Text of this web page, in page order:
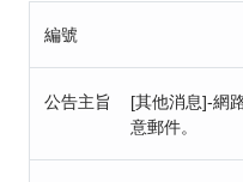
編號
公告主旨
[其他消息]-網
意郵件。